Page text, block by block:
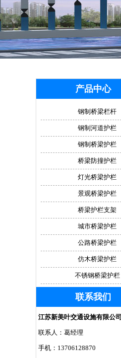
产品中心
钢制桥梁栏杆
钢制河道护栏
钢制桥梁护栏
桥梁防撞护栏
灯光桥梁护栏
景观桥梁护栏
桥梁护栏支架
城市桥梁护栏
公路桥梁护栏
仿木桥梁护栏
不锈钢桥梁护栏
联系我们
江苏新美叶交通设施有限公司
联系人：葛经理
手机：13706128870